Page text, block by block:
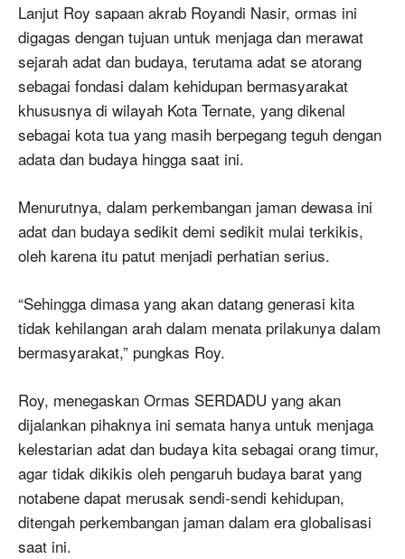
Lanjut Roy sapaan akrab Royandi Nasir, ormas ini
digagas dengan tujuan untuk menjaga dan merawat
sejarah adat dan budaya, terutama adat se atorang
sebagai fondasi dalam kehidupan bermasyarakat
khususnya di wilayah Kota Ternate, yang dikenal
sebagai kota tua yang masih berpegang teguh dengan
adata dan budaya hingga saat ini.
Menurutnya, dalam perkembangan jaman dewasa ini
adat dan budaya sedikit demi sedikit mulai terkikis,
oleh karena itu patut menjadi perhatian serius.
“Sehingga dimasa yang akan datang generasi kita
tidak kehilangan arah dalam menata prilakunya dalam
bermasyarakat,” pungkas Roy.
Roy, menegaskan Ormas SERDADU yang akan
dijalankan pihaknya ini semata hanya untuk menjaga
kelestarian adat dan budaya kita sebagai orang timur,
agar tidak dikikis oleh pengaruh budaya barat yang
notabene dapat merusak sendi-sendi kehidupan,
ditengah perkembangan jaman dalam era globalisasi
saat ini.